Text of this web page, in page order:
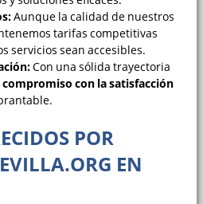
Aunque la calidad de nuestros
tarifas competitivas
servicios sean accesibles.
Con una sólida trayectoria
compromiso con la satisfacción
POR
EN